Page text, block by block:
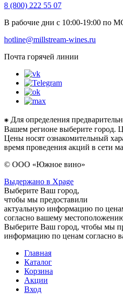
8 (800) 222 55 07
В рабочие дни с 10:00-19:00 по
hotline@millstream-wines.ru
Почта горячей линии
⁕ Для определения
Вашем регионе выберите город.
Цены носят ознакомительный
время проведения акций в сети
© ООО «Южное вино»
Выдержано в Xpage
Выберите Ваш город,
чтобы мы предоставили
актуальную информацию по
согласно вашему
Выберите Ваш город, чтобы мы
информацию по ценам согласно
Главная
Каталог
Корзина
Акции
Вход